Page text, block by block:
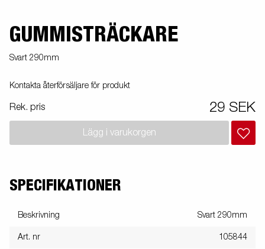
GUMMISTRÄCKARE
Svart 290mm
Kontakta återförsäljare för produkt
Rek. pris 29 SEK
Lägg i varukorgen
SPECIFIKATIONER
Beskrivning Svart 290mm
Art. nr 105844